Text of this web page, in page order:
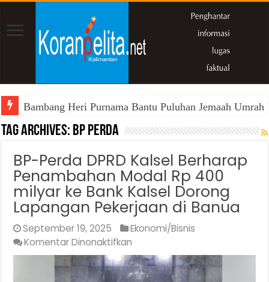
Bambang Heri Purnama Bantu Puluhan Jemaah
Tag Archives: BP Perda
BP-Perda DPRD Kalsel Berharap
Penambahan Modal Rp 400
milyar ke Bank Kalsel Dorong
Lapangan Pekerjaan di Banua
September 19, 2025
Ekonomi/Bisnis
Komentar Dinonaktifkan
BP-
Perda